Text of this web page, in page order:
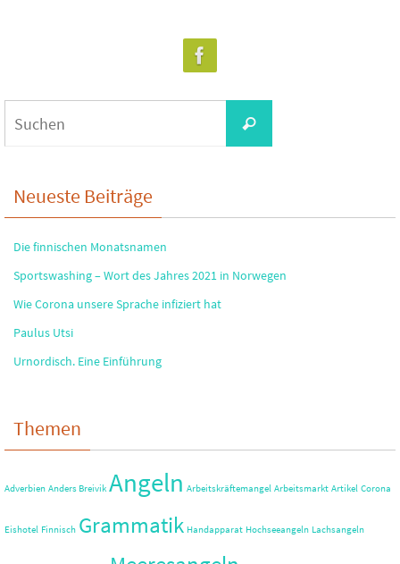
Suchen
Neueste Beiträge
Die finnischen Monatsnamen
Sportswashing – Wort des Jahres 2021 in Norwegen
Wie Corona unsere Sprache infiziert hat
Paulus Utsi
Urnordisch. Eine Einführung
Themen
Adverbien Anders Breivik Angeln Arbeitskräftemangel Arbeitsmarkt Artikel Corona
Eishotel Finnisch Grammatik Handapparat Hochseeangeln Lachsangeln